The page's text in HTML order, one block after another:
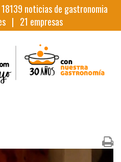
18139 noticias de gastronomia
| 21 empresas